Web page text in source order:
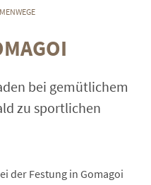
bei gemütlichem
zu sportlichen
der Festung in Gomagoi